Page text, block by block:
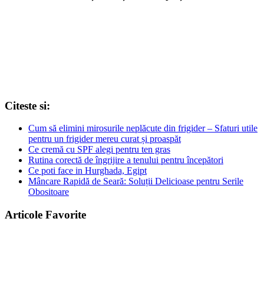
Citeste si:
Cum să elimini mirosurile neplăcute din frigider – Sfaturi utile
pentru un frigider mereu curat și proaspăt
Ce cremă cu SPF alegi pentru ten gras
Rutina corectă de îngrijire a tenului pentru începători
Ce poti face in Hurghada, Egipt
Mâncare Rapidă de Seară: Soluții Delicioase pentru Serile
Obositoare
Articole Favorite